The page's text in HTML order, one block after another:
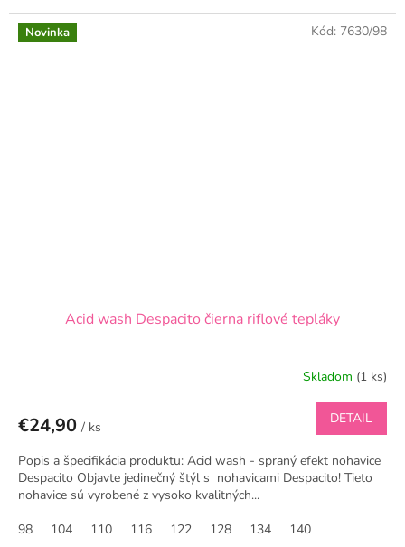
Novinka
Acid wash Despacito čierna riflové tepláky
Skladom (1 ks)
€24,90 / ks
DETAIL
Popis a špecifikácia produktu: Acid wash - spraný efekt nohavice
Despacito Objavte jedinečný štýl s nohavicami Despacito! Tieto
nohavice sú vyrobené z vysoko kvalitných...
98
104 110 116 122 128 134 140
Kód: 7630/98